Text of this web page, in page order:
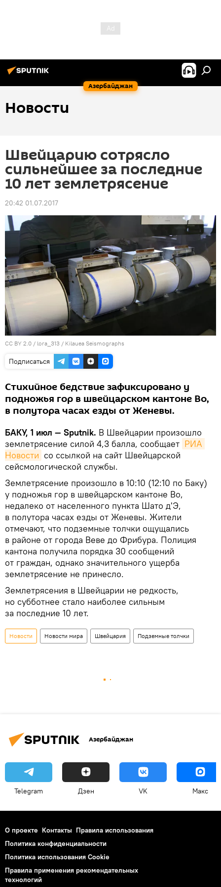
Азербайджан
Новости
Швейцарию сотрясло
сильнейшее за последние
10 лет землетрясение
20:42 01.07.2017
CC BY 2.0 / lora_313 / Kilauea Seismographs
Подписаться
Стихийное бедствие зафиксировано у
подножья гор в швейцарском кантоне Во,
в полутора часах езды от Женевы.
БАКУ, 1 июл — Sputnik. В Швейцарии произошло
землетрясение силой 4,3 балла, сообщает РИА
Новости со ссылкой на сайт Швейцарской
сейсмологической службы.
Землетрясение произошло в 10:10 (12:10 по Баку)
у подножья гор в швейцарском кантоне Во,
недалеко от населенного пункта Шато д'Э,
в полутора часах езды от Женевы. Жители
отмечают, что подземные толчки ощущались
в районе от города Веве до Фрибура. Полиция
кантона получила порядка 30 сообщений
от граждан, однако значительного ущерба
землетрясение не принесло.
Землетрясения в Швейцарии не редкость,
но субботнее стало наиболее сильным
за последние 10 лет.
Новости Новости мира Швейцария Подземные толчки
Азербайджан
Telegram Дзен VK Макс
О проекте Контакты Правила использования
Политика конфиденциальности
Политика использования Cookie
Правила применения рекомендательных
технологий